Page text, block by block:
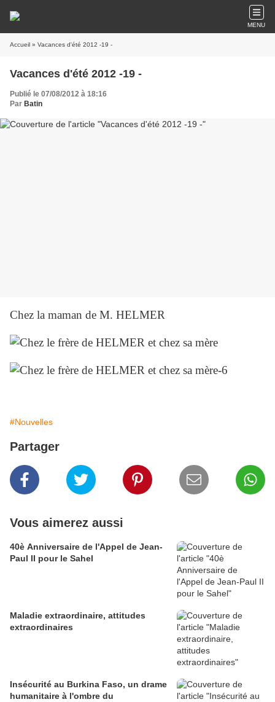
MENU
Accueil » Vacances d'été 2012 -19 -
Vacances d'été 2012 -19 -
Publié le 07/08/2012 à 18:16
Par Batin
Chez la maman de M. HELMER
#Nouvelles
Partager
Vous aimerez aussi
40è Anniversaire de l'Appel de Jean-
Paul II pour le Sahel
Maladie extraordinaire, attitudes
extraordinaires
Insécurité au Burkina Faso, un drame
humanitaire à l'ombre du